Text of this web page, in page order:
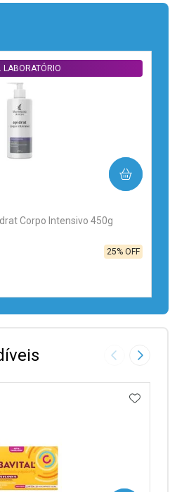
Corpo Intensivo 450g
LABORATÓRIO
25% OFF
COMPRAR
FECHAR
FECHAR
Imagem